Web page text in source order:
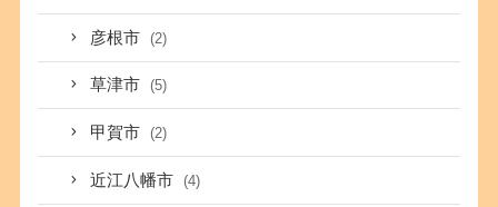
彦根市 (2)
草津市 (5)
甲賀市 (2)
近江八幡市 (4)